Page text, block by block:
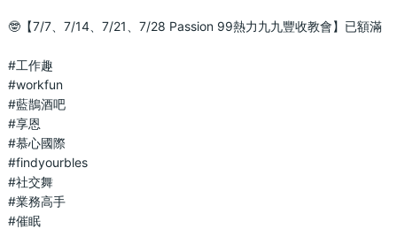
🤓【7/7、7/14、7/21、7/28 Passion 99熱力九九豐收教會】已額滿
#工作趣
#workfun
#藍鵲酒吧
#享恩
#慕心國際
#findyourbles
#社交舞
#業務高手
#催眠